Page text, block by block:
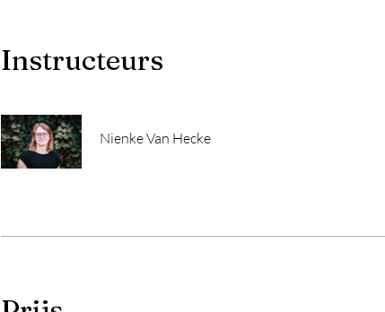
Instructeurs
Nienke Van Hecke